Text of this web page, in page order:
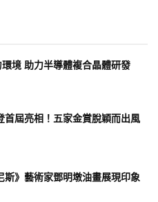
境 助力半導體複合晶體研發
首屆亮相！五家金賞脫穎而出風
斯》藝術家鄧明墩油畫展現印象